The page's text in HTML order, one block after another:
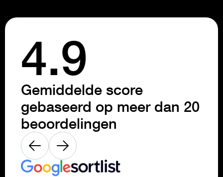
4.9
Gemiddelde score
gebaseerd op meer dan 20
beoordelingen